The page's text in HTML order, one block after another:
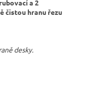
a 2
čistou hranu řezu
desky.